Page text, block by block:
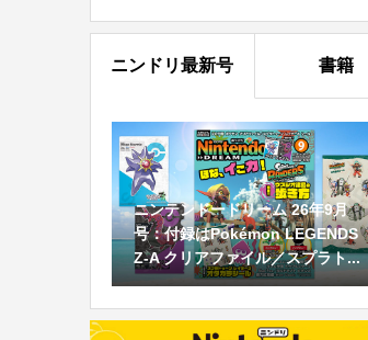
ニンドリ最新号 書籍
ニンテンドードリーム 26年9月
号：付録はPokémon LEGENDS
Z-A クリアファイル／スプラト...